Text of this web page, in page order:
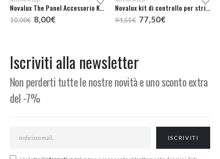
Novalux The Panel Accessorio Kit 2 giunti
10,00€ Il
prezzo
8,00€Il
Novalux kit di controllo per strip RGB cod. 16901.99
94,55€ Il
prezzo
77,50€Il
Iscriviti alla newsletter
Non perderti tutte le nostre novità e uno sconto extra
del -7%